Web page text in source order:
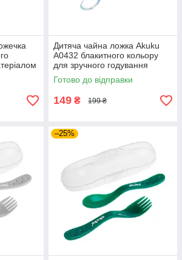
Дитяча чайна ложка Akuku
A0432 блакитного кольору
для зручного годування
малюка смачними стравами
вдома вдень
Готово до відправки
149 ₴ 199 ₴
–25%